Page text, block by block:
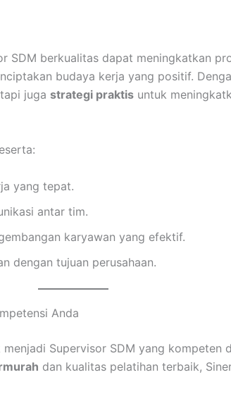
SDM berkualitas dapat meningkatkan
budaya kerja yang positif.
juga strategi praktis untuk
yang tepat.
antar tim.
karyawan yang efektif.
dengan tujuan perusahaan.
Anda
Supervisor SDM yang kompeten
dan kualitas pelatihan terbaik,